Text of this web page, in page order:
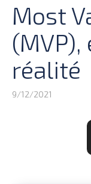
Most
réalité
9/12/2021